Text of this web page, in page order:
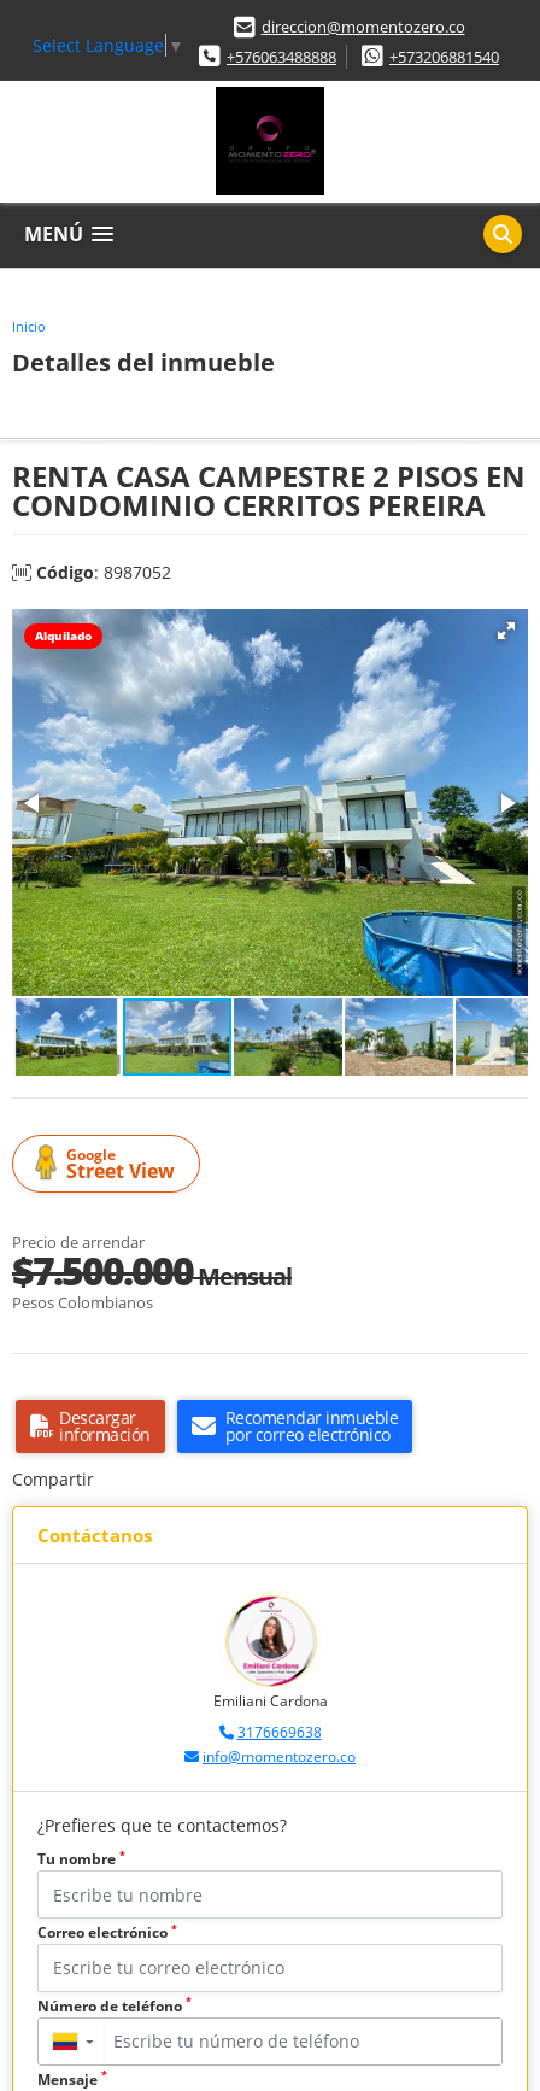
Select Language ▼
direccion@momentozero.co
+576063488888
+573206881540
MENÚ
Inicio
Detalles del inmueble
RENTA CASA CAMPESTRE 2 PISOS EN
CONDOMINIO CERRITOS PEREIRA
Código: 8987052
Alquilado
Google
Street View
Precio de arrendar
$7.500.000Mensual
Pesos Colombianos
Descargar
información
Recomendar inmueble
por correo electrónico
Compartir
Contáctanos
Emiliani Cardona
3176669638
info@momentozero.co
¿Prefieres que te contactemos?
Tu nombre *
Correo electrónico *
Número de teléfono *
▼
Mensaje *